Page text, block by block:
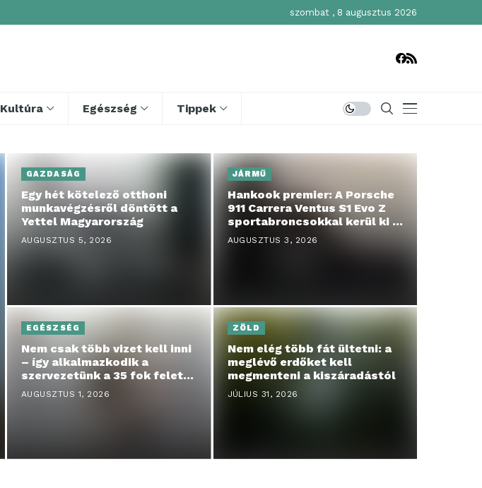
szombat , 8 augusztus 2026
Kultúra Egészség Tippek
GAZDASÁG
Egy hét kötelező otthoni
munkavégzésről döntött a
Yettel Magyarország
AUGUSZTUS 5, 2026
JÁRMŰ
Hankook premier: A Porsche
911 Carrera Ventus S1 Evo Z
sportabroncsokkal kerül ki a
gyárból
AUGUSZTUS 3, 2026
EGÉSZSÉG
Nem csak több vizet kell inni
– így alkalmazkodik a
szervezetünk a 35 fok feletti
hőséghez
AUGUSZTUS 1, 2026
ZÖLD
Nem elég több fát ültetni: a
meglévő erdőket kell
megmenteni a kiszáradástól
JÚLIUS 31, 2026